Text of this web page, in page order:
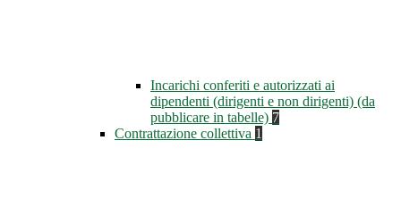
Incarichi conferiti e autorizzati ai
dipendenti (dirigenti e non dirigenti) (da
pubblicare in tabelle) 7
Contrattazione collettiva 1